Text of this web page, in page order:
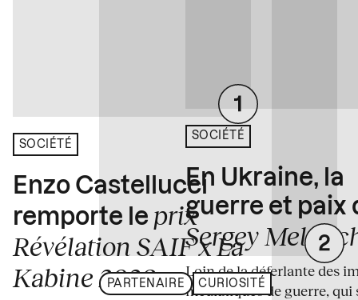
SOCIÉTÉ
Enzo Castellucci
remporte le prix
Révélation SAIF x La
Kabine 2026
PARTENAIRE CURIOSITÉ
SOCIÉTÉ
En Ukraine, la
guerre et paix
Sergey
Loin de la déferlante des
médiatiques de guerre, qui